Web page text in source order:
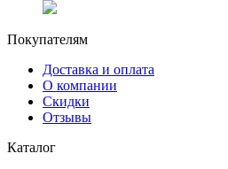
Покупателям
Доставка и оплата
О компании
Скидки
Отзывы
Каталог